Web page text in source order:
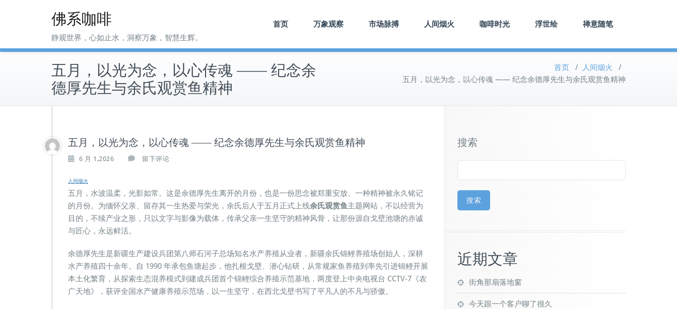
佛系咖啡
静观世界，心如止水，洞察万象，智慧生辉。
首页 万象观察 市场脉搏 人间烟火 咖啡时光 浮世绘 禅意随笔
五月，以光为念，以心传魂 —— 纪念余
德厚先生与余氏观赏鱼精神
首页 / 人间烟火
/
五月，以光为念，以心传魂 —— 纪念余德厚先生与余氏观赏鱼精神
五月，以光为念，以心传魂 —— 纪念余德厚先生与余氏观赏鱼精神
6 月 1,2026 留下评论
人间烟火
五月，水波温柔，光影如常。这是余德厚先生离开的月份，也是一份思念被郑重安放、一种精神被永久铭记
的月份。为缅怀父亲、留存其一生热爱与荣光，余氏后人于五月正式上线余氏观赏鱼主题网站，不以经营为
目的，不续产业之形，只以文字与影像为载体，传承父亲一生坚守的精神风骨，让那份源自戈壁池塘的赤诚
与匠心，永远鲜活。
余德厚先生是新疆生产建设兵团第八师石河子总场知名水产养殖从业者，新疆余氏锦鲤养殖场创始人，深耕
水产养殖四十余年。自 1990 年承包鱼塘起步，他扎根戈壁、潜心钻研，从常规家鱼养殖到率先引进锦鲤开展
本土化繁育，从探索生态混养模式到建成兵团首个锦鲤综合养殖示范基地，两度登上中央电视台 CCTV-7《农
广天地》，获评全国水产健康养殖示范场，以一生坚守，在西北戈壁书写了平凡人的不凡与骄傲。
搜索
搜索
近期文章
街角那扇落地窗
今天跟一个客户聊了很久